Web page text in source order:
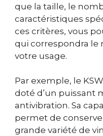
que la taille, le
caractéristiques
ces critères, vous
qui correspondra le
votre usage.
Par exemple, le
doté d’un puissant
antivibration. Sa
permet de
grande variété de